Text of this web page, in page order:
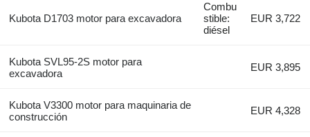
Kubota D1703 motor para excavadora
Combu
stible:
diésel
EUR 3,722
Kubota SVL95-2S motor para
excavadora
EUR 3,895
Kubota V3300 motor para maquinaria de
construcción
EUR 4,328